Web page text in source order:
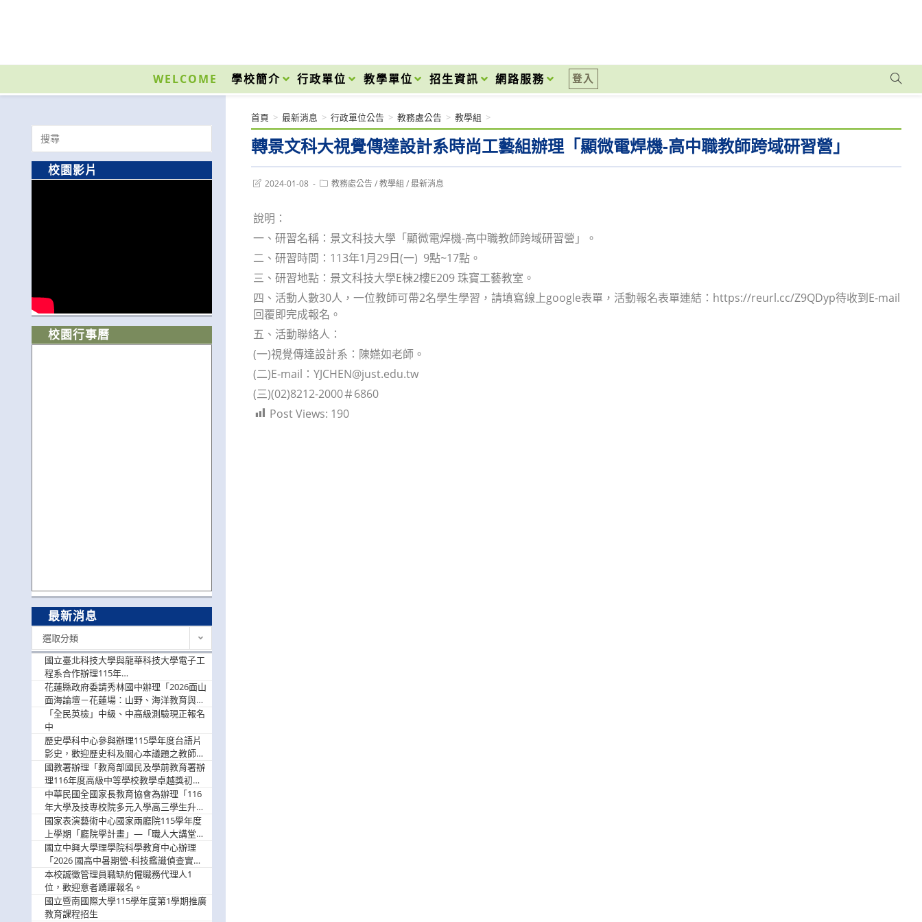
內
WELCOME 學校簡介 行政單位 教學單位 招生資訊 網路服務 登入
轉景文科大視覺傳達設計系時尚工藝組辦理「顯微電焊機-高中職教師跨域研習營」
首頁 > 最新消息 > 行政單位公告 > 教務處公告 > 教學組 >
Post2024-01-08
Post教務處公告 / 教學組 / 最新消息
說明：
一、研習名稱：景文科技大學「顯微電焊機-高中職教師跨域研習營」。
二、研習時間：113年1月29日(一) 9點~17點。
三、研習地點：景文科技大學E棟2樓E209 珠寶工藝教室。
四、活動人數30人，一位教師可帶2名學生學習，請填寫線上google表單，活動報名表單連結：https://reurl.cc/Z9QDyp待收到E-mail
回覆即完成報名。
五、活動聯絡人：
(一)視覺傳達設計系：陳嬿如老師。
(二)E-mail：YJCHEN@just.edu.tw
(三)(02)8212-2000＃6860
Post Views: 190
Search
for:
校園影片
校園行事曆
最新消息
選取分類
國立臺北科技大學與龍華科技大學電子工
程系合作辦理115年
「115.08.10~08.12「AI賦能應用於智慧半
導體研習營」，歡迎學生踴躍報名參加
花蓮縣政府委請秀林國中辦理「2026面山
面海論壇－花蓮場：山野、海洋教育與戶
外安全實務課程」，歡迎踴躍報名參加
「全民英檢」中級、中高級測驗現正報名
中
歷史學科中心參與辦理115學年度台語片
影史，歡迎歷史科及關心本議題之教師踴
躍報名參加
國教署辦理「教育部國民及學前教育署辦
理116年度高級中等學校教學卓越獎初選
實施計畫」，鼓勵教師踴躍報名
中華民國全國家長教育協會為辦理「116
年大學及技專校院多元入學高三學生升學
輔導家長說明會」
國家表演藝術中心國家兩廳院115學年度
上學期「廳院學計畫」—「職人大講堂」
及「一日體驗課程」，鼓勵踴躍報名參
與。
國立中興大學理學院科學教育中心辦理
「2026 國高中暑期營-科技鑑識偵查實戰
營」活動資訊，鼓勵學生踴躍報名參加。
本校誠徵管理員職缺約僱職務代理人1
位，歡迎意者踴躍報名。
國立暨南國際大學115學年度第1學期推廣
教育課程招生